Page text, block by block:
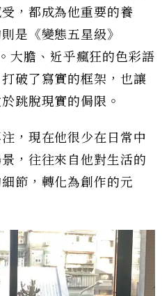
，都成為他重要的養
是《變態五星級》
膽、近乎瘋狂的色彩語
破了寫實的框架，也讓
跳脫現實的侷限。
，現在他很少在日常中
，往往來自他對生活的
節，轉化為創作的元